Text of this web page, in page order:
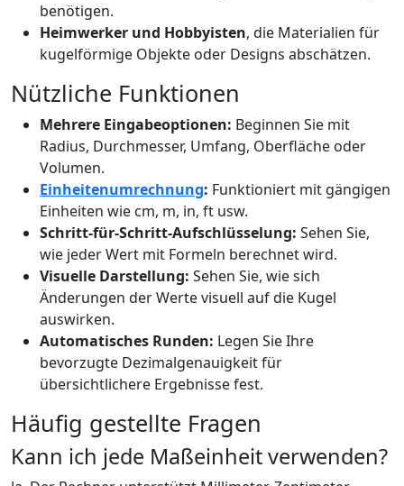
benötigen.
Heimwerker und Hobbyisten, die Materialien für
kugelförmige Objekte oder Designs abschätzen.
Nützliche Funktionen
Mehrere Eingabeoptionen: Beginnen Sie mit
Radius, Durchmesser, Umfang, Oberfläche oder
Volumen.
Einheitenumrechnung: Funktioniert mit gängigen
Einheiten wie cm, m, in, ft usw.
Schritt-für-Schritt-Aufschlüsselung: Sehen Sie,
wie jeder Wert mit Formeln berechnet wird.
Visuelle Darstellung: Sehen Sie, wie sich
Änderungen der Werte visuell auf die Kugel
auswirken.
Automatisches Runden: Legen Sie Ihre
bevorzugte Dezimalgenauigkeit für
übersichtlichere Ergebnisse fest.
Häufig gestellte Fragen
Kann ich jede Maßeinheit verwenden?